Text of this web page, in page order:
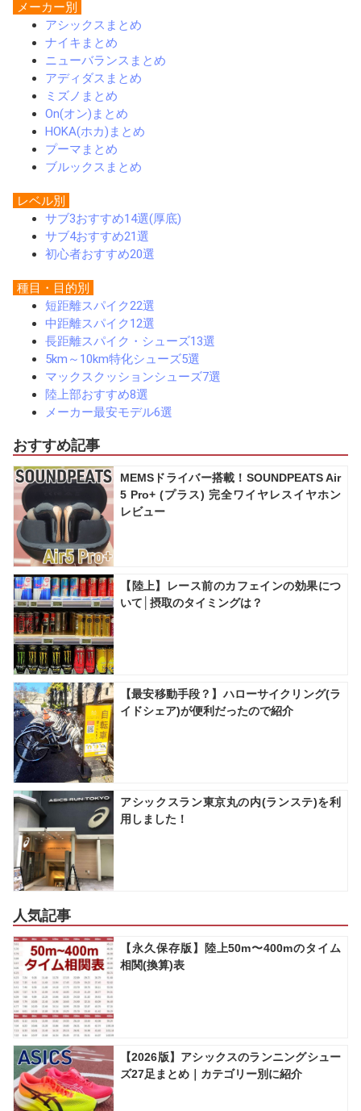
メーカー別
アシックスまとめ
ナイキまとめ
ニューバランスまとめ
アディダスまとめ
ミズノまとめ
On(オン)まとめ
HOKA(ホカ)まとめ
プーマまとめ
ブルックスまとめ
レベル別
サブ3おすすめ14選(厚底)
サブ4おすすめ21選
初心者おすすめ20選
種目・目的別
短距離スパイク22選
中距離スパイク12選
長距離スパイク・シューズ13選
5km～10km特化シューズ5選
マックスクッションシューズ7選
陸上部おすすめ8選
メーカー最安モデル6選
おすすめ記事
MEMSドライバー搭載！SOUNDPEATS Air
5 Pro+ (プラス) 完全ワイヤレスイヤホン
レビュー
【陸上】レース前のカフェインの効果につ
いて│摂取のタイミングは？
【最安移動手段？】ハローサイクリング(ラ
イドシェア)が便利だったので紹介
アシックスラン東京丸の内(ランステ)を利
用しました！
人気記事
【永久保存版】陸上50m〜400mのタイム
相関(換算)表
【2026版】アシックスのランニングシュー
ズ27足まとめ｜カテゴリー別に紹介